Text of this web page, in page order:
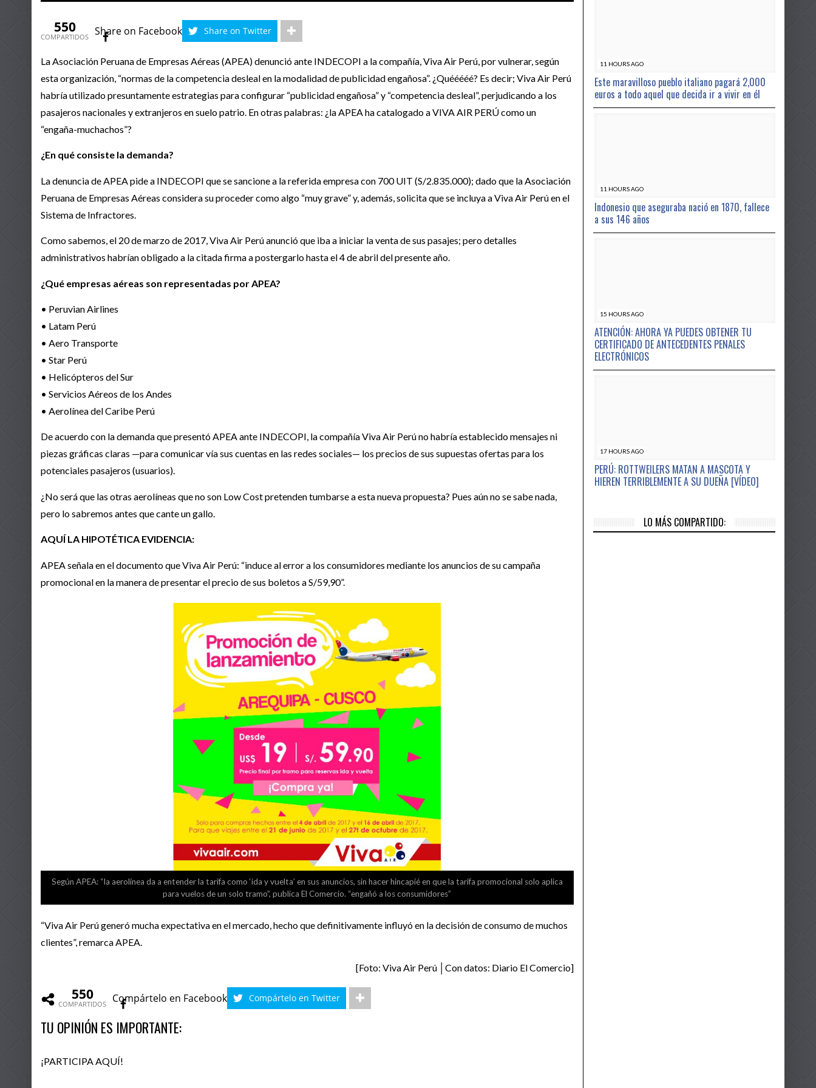
550
COMPARTIDOS Share on Facebook Share on Twitter
La Asociación Peruana de Empresas Aéreas (APEA) denunció ante INDECOPI a la compañía, Viva Air Perú, por vulnerar, según
esta organización, “normas de la competencia desleal en la modalidad de publicidad engañosa”. ¿Quééééé? Es decir; Viva Air Perú
habría utilizado presuntamente estrategias para configurar “publicidad engañosa” y “competencia desleal”, perjudicando a los
pasajeros nacionales y extranjeros en suelo patrio. En otras palabras: ¿la APEA ha catalogado a VIVA AIR PERÚ como un
“engaña-muchachos”?
¿En qué consiste la demanda?
La denuncia de APEA pide a INDECOPI que se sancione a la referida empresa con 700 UIT (S/2.835.000); dado que la Asociación
Peruana de Empresas Aéreas considera su proceder como algo “muy grave” y, además, solicita que se incluya a Viva Air Perú en el
Sistema de Infractores.
Como sabemos, el 20 de marzo de 2017, Viva Air Perú anunció que iba a iniciar la venta de sus pasajes; pero detalles
administrativos habrían obligado a la citada firma a postergarlo hasta el 4 de abril del presente año.
¿Qué empresas aéreas son representadas por APEA?
• Peruvian Airlines
• Latam Perú
• Aero Transporte
• Star Perú
• Helicópteros del Sur
• Servicios Aéreos de los Andes
• Aerolínea del Caribe Perú
De acuerdo con la demanda que presentó APEA ante INDECOPI, la compañía Viva Air Perú no habría establecido mensajes ni
piezas gráficas claras —para comunicar vía sus cuentas en las redes sociales— los precios de sus supuestas ofertas para los
potenciales pasajeros (usuarios).
¿No será que las otras aerolíneas que no son Low Cost pretenden tumbarse a esta nueva propuesta? Pues aún no se sabe nada,
pero lo sabremos antes que cante un gallo.
AQUÍ LA HIPOTÉTICA EVIDENCIA:
APEA señala en el documento que Viva Air Perú: “induce al error a los consumidores mediante los anuncios de su campaña
promocional en la manera de presentar el precio de sus boletos a S/59,90”.
Según APEA: “la aerolínea da a entender la tarifa como ‘ida y vuelta’ en sus anuncios, sin hacer hincapié en que la tarifa promocional solo aplica
para vuelos de un solo tramo”, publica El Comercio. “engañó a los consumidores”
“Viva Air Perú generó mucha expectativa en el mercado, hecho que definitivamente influyó en la decisión de consumo de muchos
clientes”, remarca APEA.
[Foto: Viva Air Perú │Con datos: Diario El Comercio]
550
COMPARTIDOS Compártelo en Facebook Compártelo en Twitter
TU OPINIÓN ES IMPORTANTE:
¡PARTICIPA AQUÍ!
11 HOURS AGO
Este maravilloso pueblo italiano pagará 2,000
euros a todo aquel que decida ir a vivir en él
11 HOURS AGO
Indonesio que aseguraba nació en 1870, fallece
a sus 146 años
15 HOURS AGO
ATENCIÓN: AHORA YA PUEDES OBTENER TU
CERTIFICADO DE ANTECEDENTES PENALES
ELECTRÓNICOS
17 HOURS AGO
PERÚ: ROTTWEILERS MATAN A MASCOTA Y
HIEREN TERRIBLEMENTE A SU DUEÑA [VÍDEO]
LO MÁS COMPARTIDO: